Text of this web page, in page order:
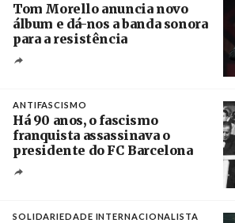
Tom Morello anuncia novo
álbum e dá-nos a banda sonora
para a resistência
ANTIFASCISMO
Há 90 anos, o fascismo
franquista assassinava o
presidente do FC Barcelona
SOLIDARIEDADE INTERNACIONALISTA